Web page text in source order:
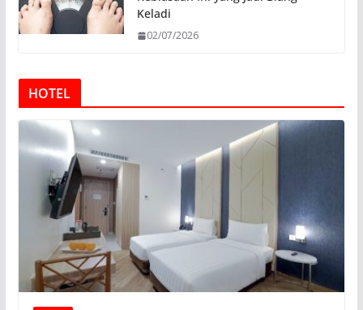
Keladi
02/07/2026
HOTEL